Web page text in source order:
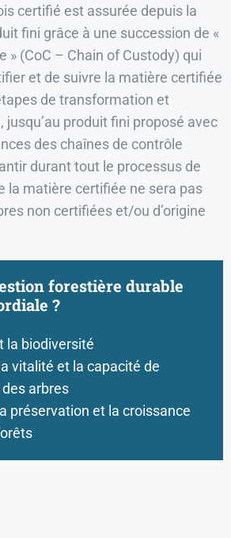
certifié est assurée depuis la
fini grâce à une succession de «
» (CoC – Chain of Custody) qui
et de suivre la matière certifiée
de transformation et
produit fini proposé avec
des chaînes de contrôle
durant tout le processus de
la matière certifiée ne sera pas
non certifiées et/ou d’origine
forestière durable
?
la biodiversité
vitalité et la capacité de
arbres
préservation et la croissance